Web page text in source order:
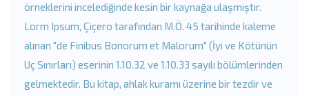
örneklerini incelediğinde kesin bir kaynağa ulaşmıştır.
Lorm Ipsum, Çiçero tarafından M.Ö. 45 tarihinde kaleme
alınan "de Finibus Bonorum et Malorum" (İyi ve Kötünün
Uç Sınırları) eserinin 1.10.32 ve 1.10.33 sayılı bölümlerinden
gelmektedir. Bu kitap, ahlak kuramı üzerine bir tezdir ve